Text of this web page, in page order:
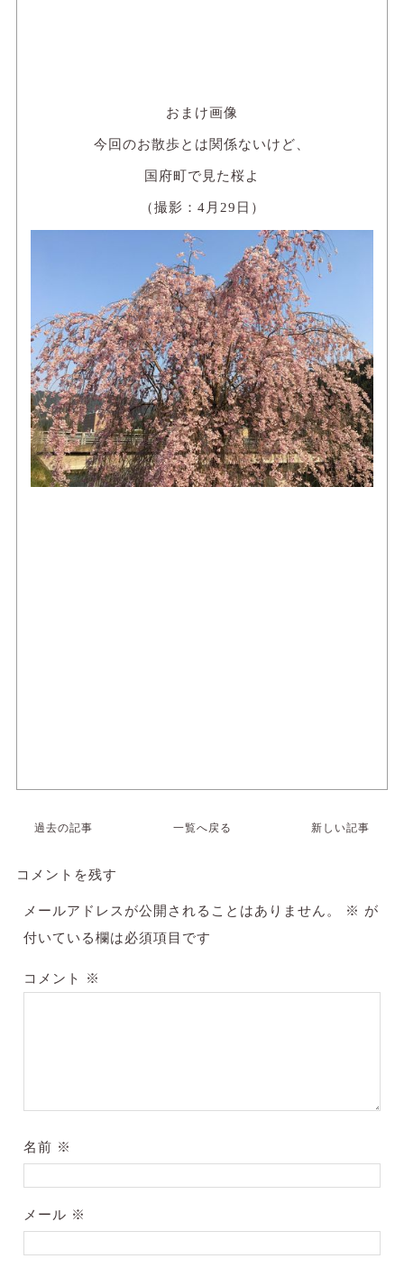
おまけ画像
今回のお散歩とは関係ないけど、
国府町で見た桜よ
（撮影：4月29日）
過去の記事 一覧へ戻る 新しい記事
コメントを残す
メールアドレスが公開されることはありません。 ※ が
付いている欄は必須項目です
コメント ※
名前 ※
メール ※